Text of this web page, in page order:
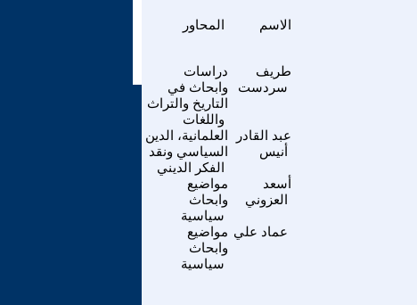
الاسم
دراسات
وابحاث في
التاريخ والتراث
واللغات
طريف
سردست
العلمانية، الدين
السياسي ونقد
الفكر الديني
عبد القادر
أنيس
مواضيع
وابحاث
سياسية
أسعد
العزوني
مواضيع
وابحاث
سياسية
عماد علي